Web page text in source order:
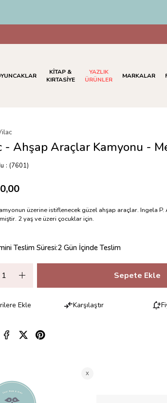
KİTAP &
KIRTASİYE
YAZLIK
ÜRÜNLER
MARKALAR
- Ahşap Araçlar Kamyonu -
(7601)
kamyonun üzerine istiflenecek güzel ahşap araçlar. Ingela
2 yaş ve üzeri çocuklar için.
Teslim Süresi:2 Gün İçinde Teslim
Ekle Karşılaştır